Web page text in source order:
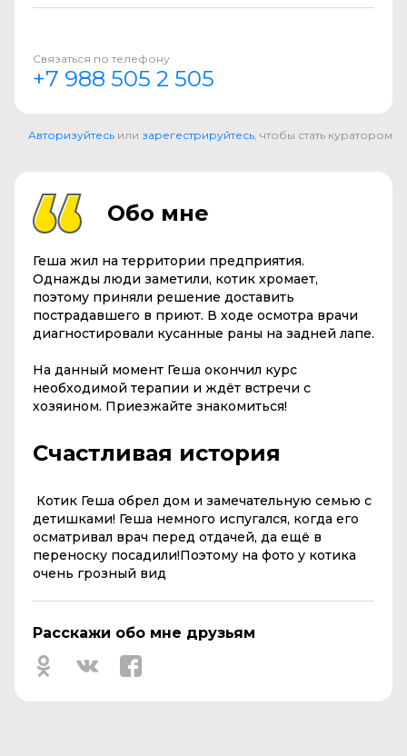
Связаться по телефону
+7 988 505 2 505
Авторизуйтесь или зарегестрируйтесь, чтобы стать куратором
Обо мне
Геша жил на территории предприятия.
Однажды люди заметили, котик хромает,
поэтому приняли решение доставить
пострадавшего в приют. В ходе осмотра врачи
диагностировали кусанные раны на задней лапе.
На данный момент Геша окончил курс
необходимой терапии и ждёт встречи с
хозяином. Приезжайте знакомиться!
Счастливая история
Котик Геша обрел дом и замечательную семью с
детишками! Геша немного испугался, когда его
осматривал врач перед отдачей, да ещё в
переноску посадили!Поэтому на фото у котика
очень грозный вид
Расскажи обо мне друзьям